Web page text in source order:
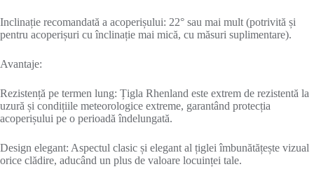
Inclinație recomandată a acoperișului: 22° sau mai mult (potrivită și
pentru acoperișuri cu înclinație mai mică, cu măsuri suplimentare).
Avantaje:
Rezistență pe termen lung: Țigla Rhenland este extrem de rezistentă la
uzură și condițiile meteorologice extreme, garantând protecția
acoperișului pe o perioadă îndelungată.
Design elegant: Aspectul clasic și elegant al țiglei îmbunătățește vizual
orice clădire, aducând un plus de valoare locuinței tale.